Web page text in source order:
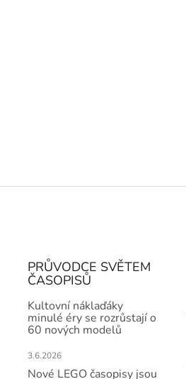
PRŮVODCE SVĚTEM
ČASOPISŮ
Kultovní náklaďáky
minulé éry se rozrůstají o
60 nových modelů
3.6.2026
Nové LEGO časopisy jsou